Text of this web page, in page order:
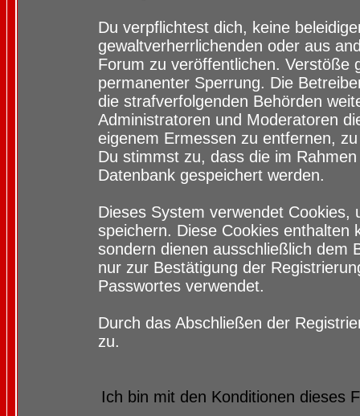
Du verpflichtest dich, keine
gewaltverherrlichenden oder aus
Forum zu veröffentlichen. Verstöße
permanenter Sperrung. Die
die strafverfolgenden Behörden
Administratoren und Moderatoren
eigenem Ermessen zu entfernen,
Du stimmst zu, dass die im
Datenbank gespeichert werden.
Dieses System verwendet
speichern. Diese Cookies enthalten
sondern dienen ausschließlich dem
nur zur Bestätigung der
Passwortes verwendet.
Durch das Abschließen der
zu.
Ich bin mit den Konditionen dieses